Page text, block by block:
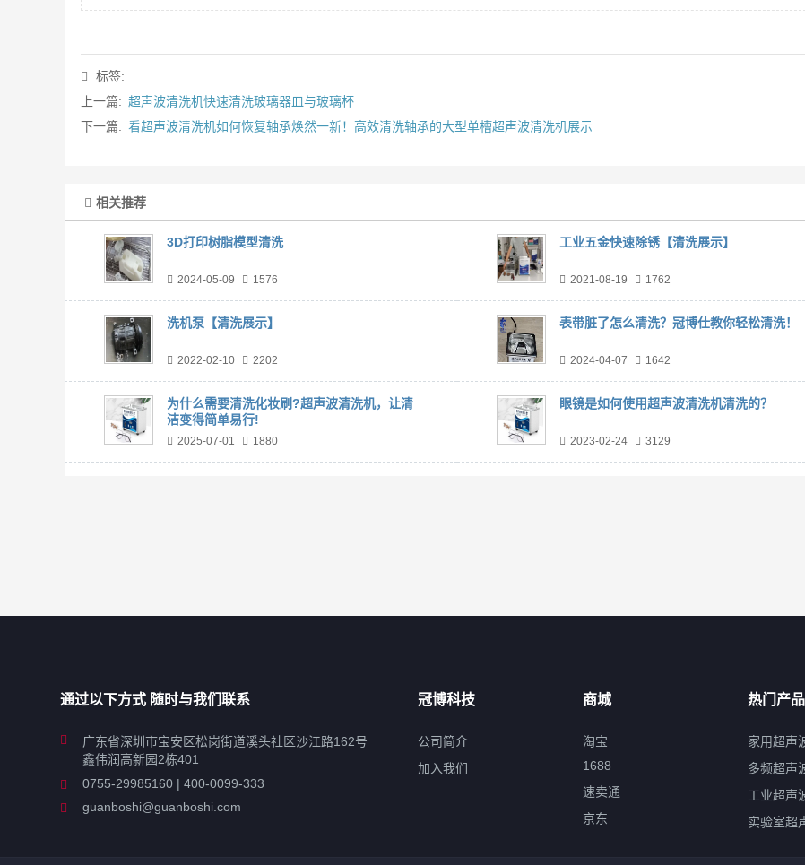
标签:
上一篇: 超声波清洗机快速清洗玻璃器皿与玻璃杯
下一篇: 看超声波清洗机如何恢复轴承焕然一新！高效清洗轴承的大型单槽超声波清洗机展示
相关推荐
3D打印树脂模型清洗
2024-05-09 1576
工业五金快速除锈【清洗展示】
2021-08-19 1762
洗机泵【清洗展示】
2022-02-10 2202
表带脏了怎么清洗？冠博仕教你轻松清洗！
2024-04-07 1642
为什么需要清洗化妆刷?超声波清洗机，让清
洁变得简单易行!
2025-07-01 1880
眼镜是如何使用超声波清洗机清洗的？
2023-02-24 3129
通过以下方式 随时与我们联系
广东省深圳市宝安区松岗街道溪头社区沙江路162号
鑫伟润高新园2栋401
0755-29985160 | 400-0099-333
guanboshi@guanboshi.com
冠博科技
公司简介
加入我们
商城
淘宝
1688
速卖通
京东
热门产品
家用超声
多频超声
工业超声
实验室超